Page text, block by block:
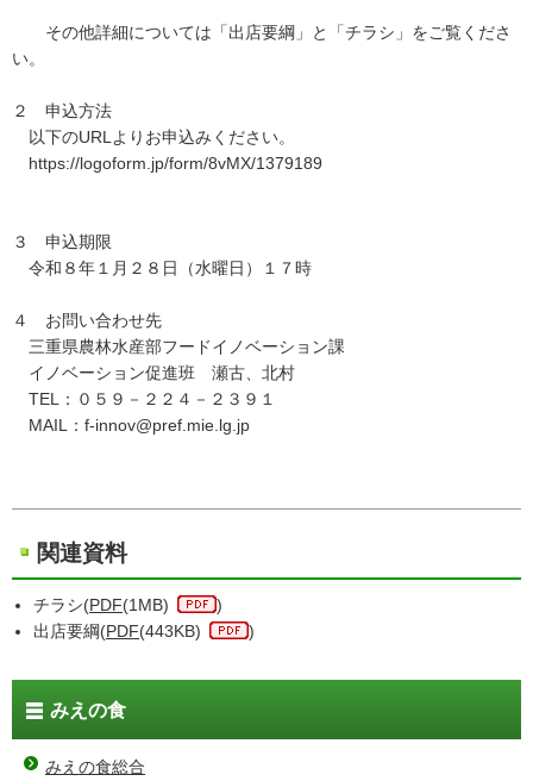
その他詳細については「出店要綱」と「チラシ」をご覧くださ
い。
２ 申込方法
以下のURLよりお申込みください。
https://logoform.jp/form/8vMX/1379189
３ 申込期限
令和８年１月２８日（水曜日）１７時
４ お問い合わせ先
三重県農林水産部フードイノベーション課
イノベーション促進班 瀬古、北村
TEL：０５９－２２４－２３９１
MAIL：f-innov@pref.mie.lg.jp
関連資料
チラシ(PDF(1MB)
)
出店要綱(PDF(443KB) )
みえの食
みえの食総合